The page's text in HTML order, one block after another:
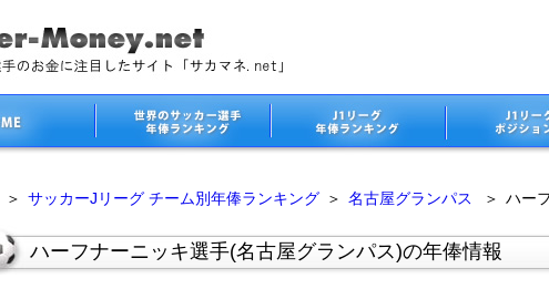
＞ サッカーJリーグ チーム別年俸ランキング ＞ 名古屋グランパス ＞ ハー
ハーフナーニッキ選手(名古屋グランパス)の年俸情報